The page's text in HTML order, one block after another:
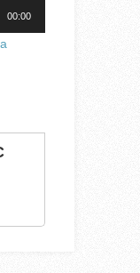
00:00